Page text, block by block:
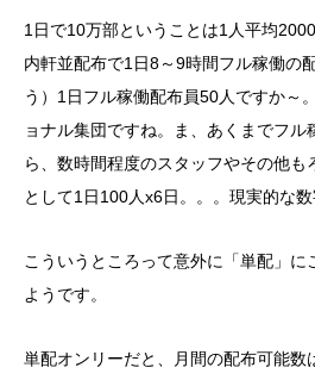
1日で10万部ということは1人平均
内軒並配布で1日8～9時間フル稼働の
う）1日フル稼働配布員50人ですか～
ョナル集団ですね。ま、あくまでフ
ら、数時間程度のスタッフやその他
として1日100人x6日。。。現実的な数
こういうところって意外に「単配」に
ようです。
単配オンリーだと、月間の配布可能数